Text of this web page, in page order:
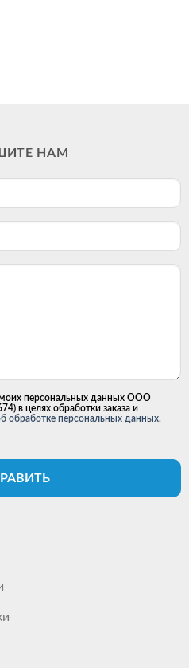
НАМ
моих персональных данных ООО
в целях обработки заказа и
обработке персональных данных.